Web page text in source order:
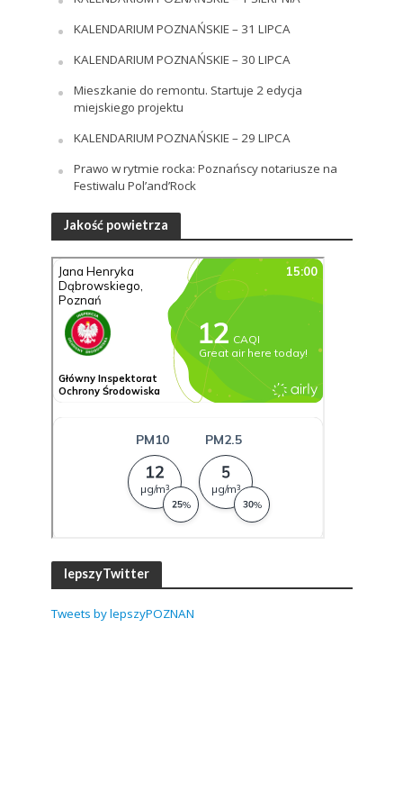
KALENDARIUM POZNAŃSKIE – 31 LIPCA
KALENDARIUM POZNAŃSKIE – 30 LIPCA
Mieszkanie do remontu. Startuje 2 edycja
miejskiego projektu
KALENDARIUM POZNAŃSKIE – 29 LIPCA
Prawo w rytmie rocka: Poznańscy notariusze na
Festiwalu Pol’and’Rock
Jakość powietrza
lepszyTwitter
Tweets by lepszyPOZNAN